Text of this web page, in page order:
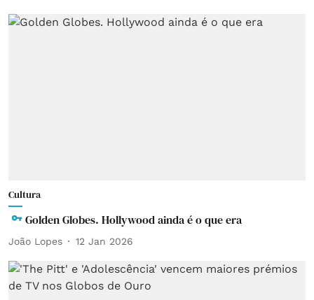
Cultura
Golden Globes. Hollywood ainda é o que era
João Lopes 12 Jan 2026